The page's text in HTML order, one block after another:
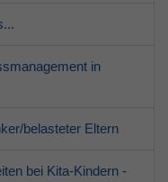
in
belasteter Eltern
bei Kita-Kindern -